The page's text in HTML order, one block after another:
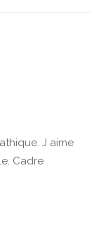
J aime
Cadre